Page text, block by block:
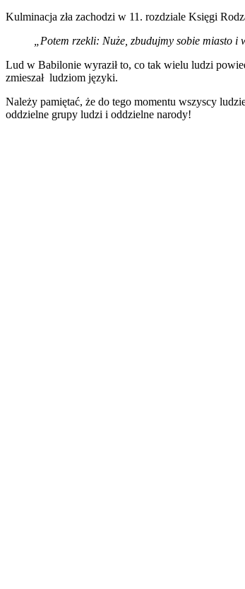
Kulminacja zła zachodzi w 11. rozdziale Księgi
„Potem rzekli: Nuże, zbudujmy sobie miasto i
Lud w Babilonie wyraził to, co tak wielu ludzi
zmieszał ludziom języki.
Należy pamiętać, że do tego momentu wszyscy
oddzielne grupy ludzi i oddzielne narody!